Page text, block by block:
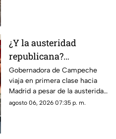
¿Y la austeridad
republicana?
Gobernadora Layda
Sansores viaja en
primera clase hacia
Madrid
Gobernadora de Campeche
viaja en primera clase hacia
Madrid a pesar de la austeridad
republicana.
agosto 06, 2026 07:35 p. m.